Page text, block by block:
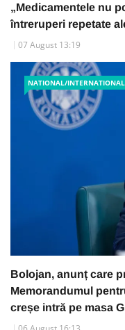
„Medicamentele nu
întreruperi repetate
07 August 13:19
NATIONAL/INTERNATIONAL
Bolojan, anunț care
Memorandumul
creșe intră pe masa